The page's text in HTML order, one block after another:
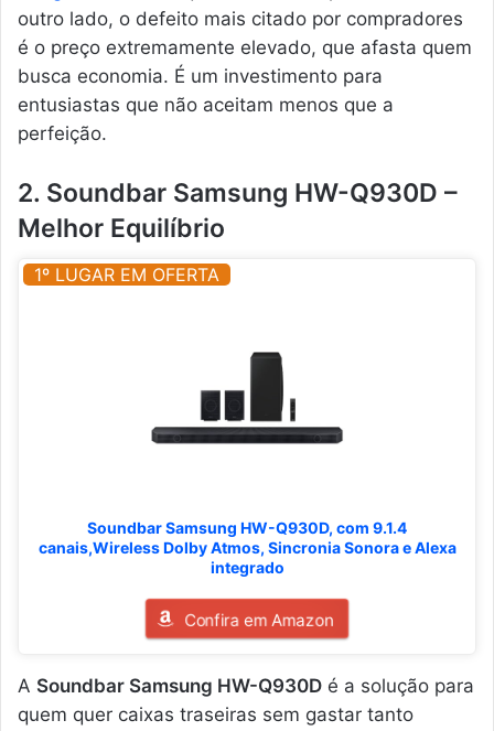
outro lado, o defeito mais citado por compradores
é o preço extremamente elevado, que afasta quem
busca economia. É um investimento para
entusiastas que não aceitam menos que a
perfeição.
2. Soundbar Samsung HW-Q930D –
Melhor Equilíbrio
1º LUGAR EM OFERTA
Soundbar Samsung HW-Q930D, com 9.1.4
canais,Wireless Dolby Atmos, Sincronia Sonora e Alexa
integrado
Confira em Amazon
A Soundbar Samsung HW-Q930D é a solução para
quem quer caixas traseiras sem gastar tanto